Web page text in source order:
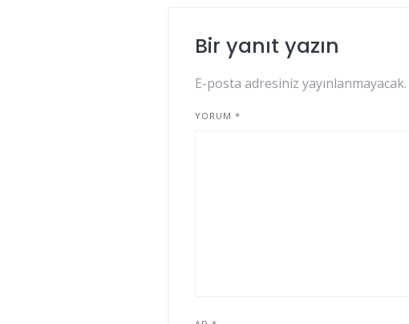
Bir yanıt yazın
E-posta adresiniz yayınlanmayacak.
YORUM *